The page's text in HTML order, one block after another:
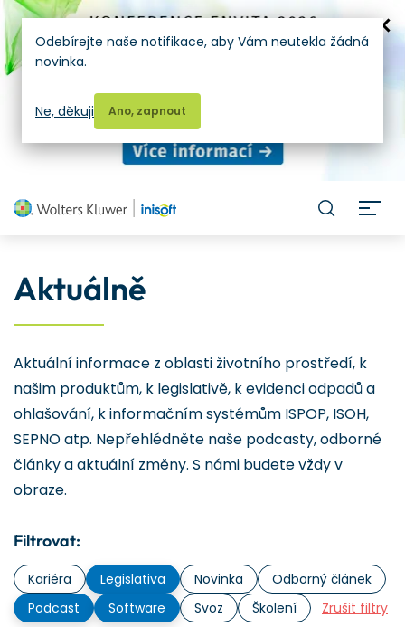
Aktuálně
Aktuální informace z oblasti životního prostředí, k
našim produktům, k legislativě, k evidenci odpadů a
ohlašování, k informačním systémům ISPOP, ISOH,
SEPNO atp. Nepřehlédněte naše podcasty, odborné
články a aktuální změny. S námi budete vždy v
obraze.
Filtrovat:
Kariéra Legislativa Novinka
Odborný článek
Podcast
Software Svoz Školení Zrušit filtry
Odebírejte naše notifikace, aby Vám neutekla žádná
novinka.
Ano, zapnout
Ne, děkuji